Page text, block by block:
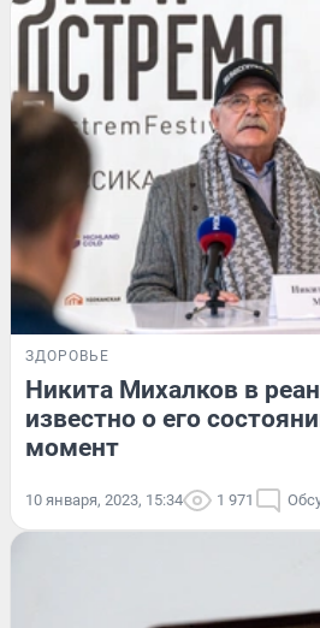
ЗДОРОВЬЕ
Никита Михалков в
известно о его
момент
10 января, 2023, 15:34 1 971